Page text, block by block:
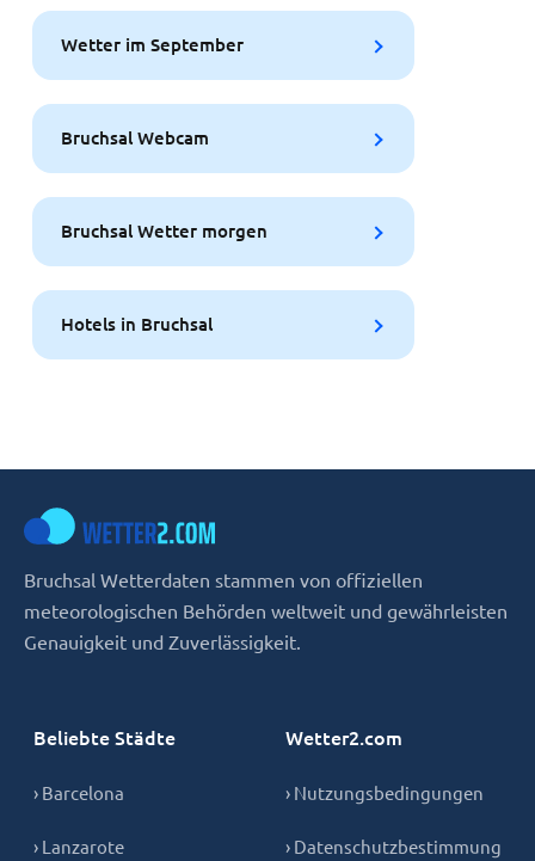
Wetter im September
Bruchsal Webcam
Bruchsal Wetter morgen
Hotels in Bruchsal
Bruchsal Wetterdaten stammen von offiziellen
meteorologischen Behörden weltweit und gewährleisten
Genauigkeit und Zuverlässigkeit.
Beliebte Städte
› Barcelona
› Lanzarote
Wetter2.com
› Nutzungsbedingungen
› Datenschutzbestimmung